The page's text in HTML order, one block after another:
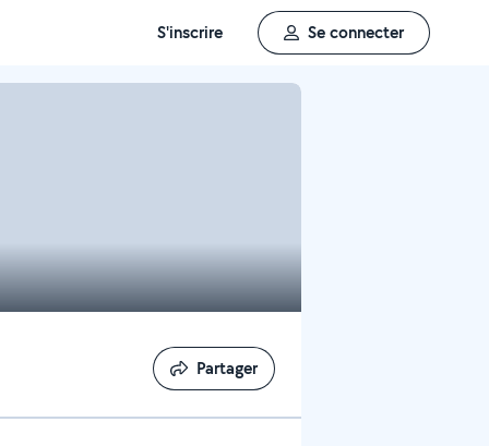
S'inscrire Se connecter
Partager
Partager